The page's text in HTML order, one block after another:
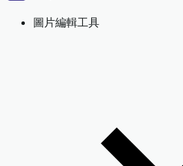
圖片編輯工具